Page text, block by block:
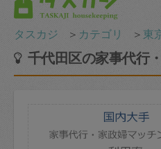
タスカジ ＞ カテゴリ ＞ 東
千代田区の家事代行